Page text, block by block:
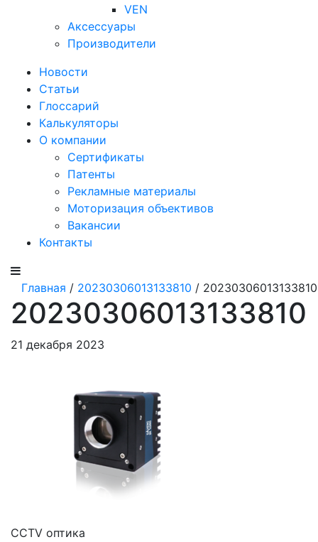
VEN
Аксессуары
Производители
Новости
Статьи
Глоссарий
Калькуляторы
О компании
Сертификаты
Патенты
Рекламные материалы
Моторизация объективов
Вакансии
Контакты
Главная / 20230306013133810 / 20230306013133810
20230306013133810
21 декабря 2023
CCTV оптика